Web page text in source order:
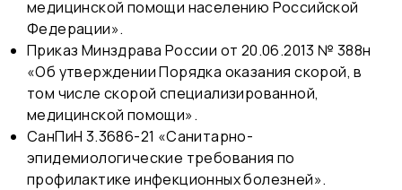
медицинской помощи населению Российской
Федерации».
Приказ Минздрава России от 20.06.2013 № 388н
«Об утверждении Порядка оказания скорой, в
том числе скорой специализированной,
медицинской помощи».
СанПиН 3.3686-21 «Санитарно-
эпидемиологические требования по
профилактике инфекционных болезней».